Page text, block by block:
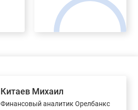
Китаев Михаил
Финансовый аналитик Орелбанкс